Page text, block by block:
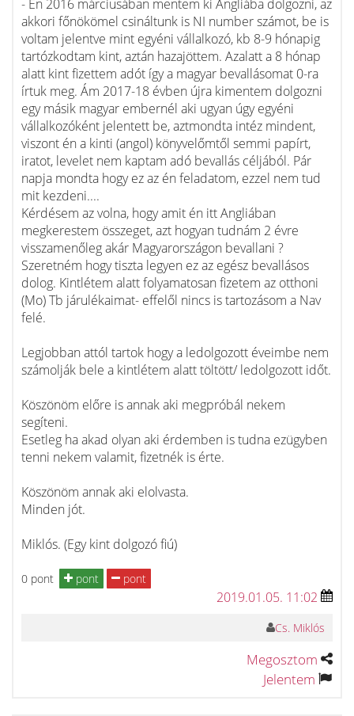
- Én 2016 márciusában mentem ki Angliába dolgozni, az
akkori főnökömel csináltunk is NI number számot, be is
voltam jelentve mint egyéni vállalkozó, kb 8-9 hónapig
tartózkodtam kint, aztán hazajöttem. Azalatt a 8 hónap
alatt kint fizettem adót így a magyar bevallásomat 0-ra
írtuk meg. Ám 2017-18 évben újra kimentem dolgozni
egy másik magyar embernél aki ugyan úgy egyéni
vállalkozóként jelentett be, aztmondta intéz mindent,
viszont én a kinti (angol) könyvelőmtől semmi papírt,
iratot, levelet nem kaptam adó bevallás céljából. Pár
napja mondta hogy ez az én feladatom, ezzel nem tud
mit kezdeni....
Kérdésem az volna, hogy amit én itt Angliában
megkerestem összeget, azt hogyan tudnám 2 évre
visszamenőleg akár Magyarországon bevallani ?
Szeretném hogy tiszta legyen ez az egész bevallásos
dolog. Kintlétem alatt folyamatosan fizetem az otthoni
(Mo) Tb járulékaimat- effelől nincs is tartozásom a Nav
felé.
Legjobban attól tartok hogy a ledolgozott éveimbe nem
számolják bele a kintlétem alatt töltött/ ledolgozott időt.
Köszönöm előre is annak aki megpróbál nekem
segíteni.
Esetleg ha akad olyan aki érdemben is tudna ezügyben
tenni nekem valamit, fizetnék is érte.
Köszönöm annak aki elolvasta.
Minden jót.
Miklós. (Egy kint dolgozó fiú)
0 pont pont pont
2019.01.05. 11:02
Cs. Miklós
Megosztom
Jelentem